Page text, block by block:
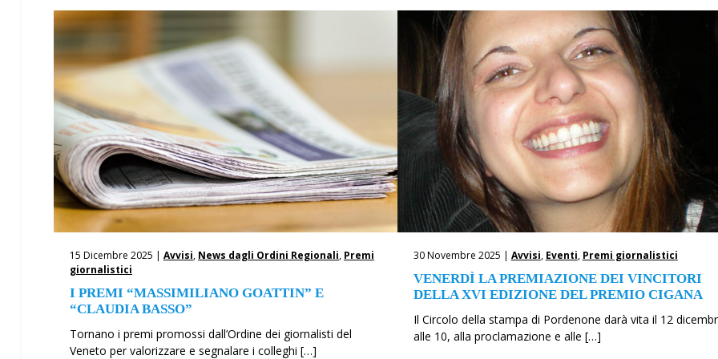
15 Dicembre 2025 | Avvisi, News dagli Ordini Regionali, Premi
giornalistici
I PREMI “MASSIMILIANO GOATTIN” E
“CLAUDIA BASSO”
Tornano i premi promossi dall’Ordine dei giornalisti del
Veneto per valorizzare e segnalare i colleghi […]
30 Novembre 2025 | Avvisi, Eventi, Premi giornalistici
VENERDÌ LA PREMIAZIONE DEI VINCITORI
DELLA XVI EDIZIONE DEL PREMIO CIGANA
Il Circolo della stampa di Pordenone darà vita il 12
alle 10, alla proclamazione e alle […]